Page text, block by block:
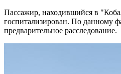
Пассажир, находившийся в
госпитализирован. По данному
предварительное расследование.